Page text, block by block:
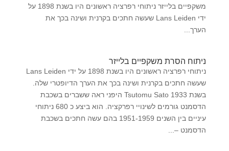
משקפיים בלייזר ניתוחי רפרציה ראשונים היו בשנת 1898 על
ידי Lans Leiden שעשה חתכים בקרנית ושינה בכך את
הערך...
ניתוח הסרת משקפיים בלייזר
ניתוחי רפרציה ראשונים היו בשנת 1898 על ידי Lans Leiden
שעשה חתכים בקרנית ושינה בכך את הערך הדיופטרי שלה.
בשנת 1933 Tsutomu Sato היפני ראה ששברים בשכבת
הדסמנט גורמים לשינויי רפרקציה. הוא ביצע כ 680 ניתוחי
עיניים בין השנים 1951-1959 בהם עשה חתכים בשכבת
הדסמנט –...